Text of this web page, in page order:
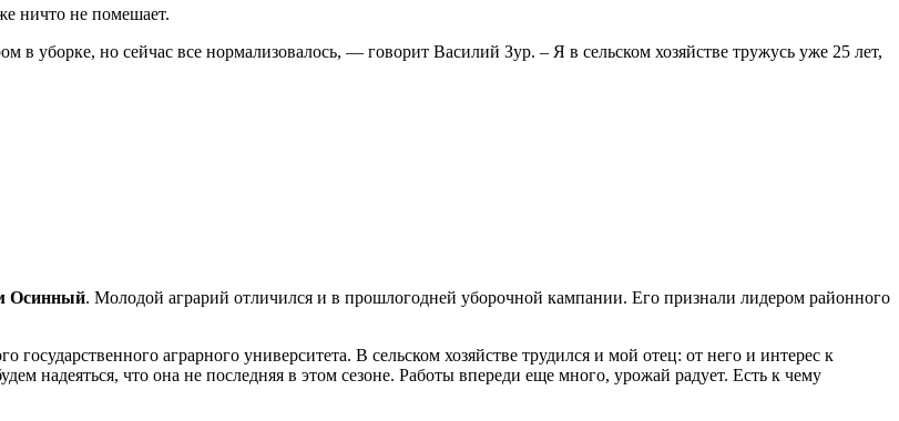
ничто не помешает.
но сейчас все нормализовалось, — говорит Василий Зур. – Я в сельском хозяйстве тружусь уже 25 лет,
Осинный. Молодой аграрий отличился и в прошлогодней уборочной кампании. Его признали лидером районного
аграрного университета. В сельском хозяйстве трудился и мой отец: от него и интерес к
надеяться, что она не последняя в этом сезоне. Работы впереди еще много, урожай радует. Есть к чему